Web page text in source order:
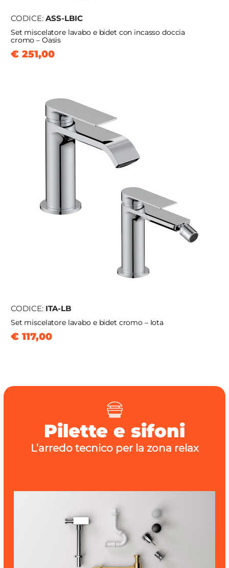
CODICE: ASS-LBIC
Set miscelatore lavabo e bidet con incasso doccia
cromo – Oasis
€ 251,00
CODICE: ITA-LB
Set miscelatore lavabo e bidet cromo – Iota
€ 117,00
Pilette e sifoni
L’arredo tecnico per la zona relax